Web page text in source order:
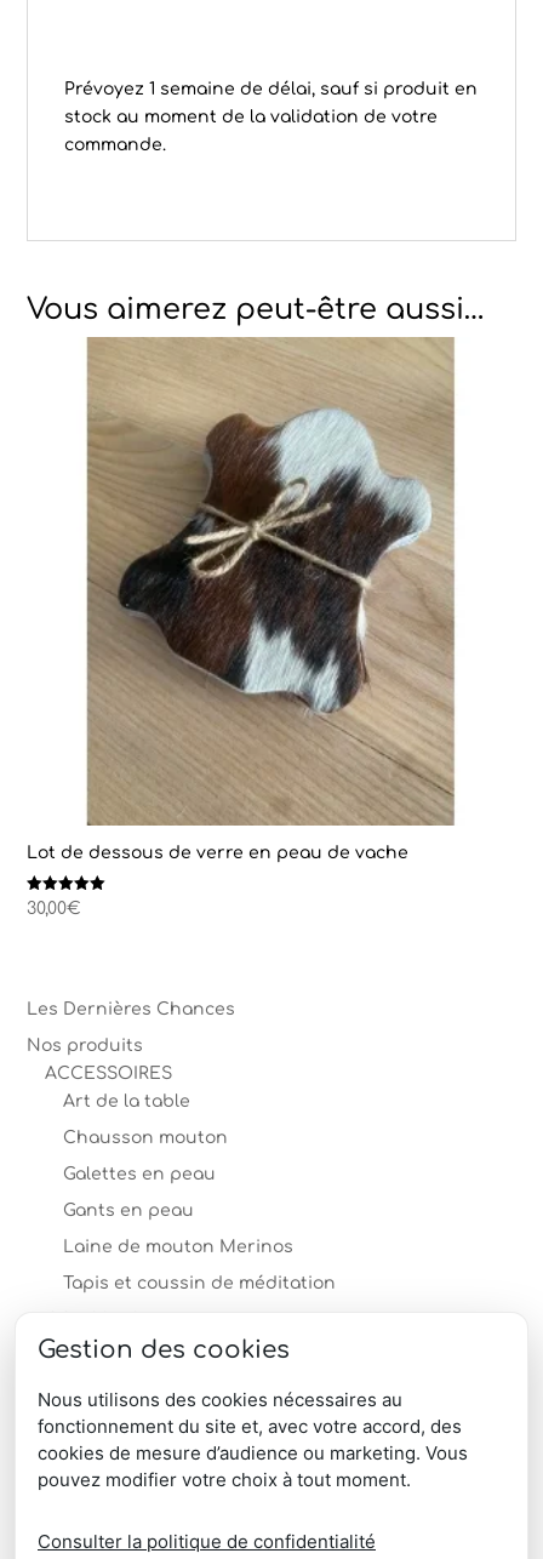
Prévoyez 1 semaine de délai, sauf si produit en
stock au moment de la validation de votre
commande.
Vous aimerez peut-être aussi…
Lot de dessous de verre en peau de vache
Note
5.00
30,00€
Les Dernières Chances
Nos produits
ACCESSOIRES
Art de la table
Chausson mouton
Galettes en peau
Gants en peau
Laine de mouton Merinos
Tapis et coussin de méditation
MOBILIER en peau
PEAUX
TAPIS
produits-professionnels
Télécharger le catalogue produits
Gestion des cookies
Nous utilisons des cookies nécessaires au
fonctionnement du site et, avec votre accord, des
cookies de mesure d’audience ou marketing. Vous
pouvez modifier votre choix à tout moment.
Consulter la politique de confidentialité